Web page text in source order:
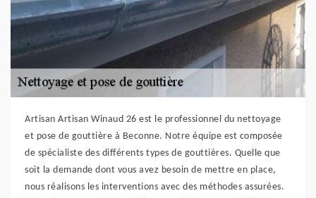
Artisan Artisan Winaud 26 est le professionnel du nettoyage
et pose de gouttière à Beconne. Notre équipe est composée
de spécialiste des différents types de gouttières. Quelle que
soit la demande dont vous avez besoin de mettre en place,
nous réalisons les interventions avec des méthodes assurées.